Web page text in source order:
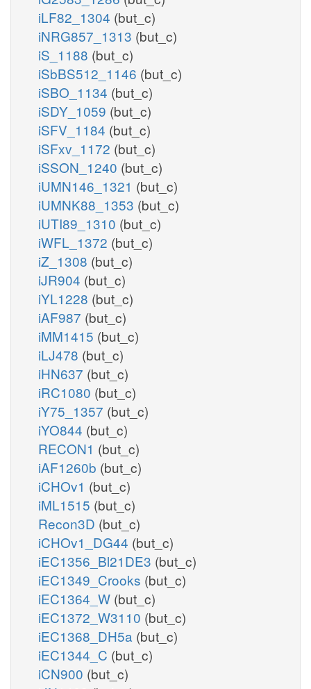
iLF82_1304 (but_c)
iNRG857_1313 (but_c)
iS_1188 (but_c)
iSbBS512_1146 (but_c)
iSBO_1134 (but_c)
iSDY_1059 (but_c)
iSFV_1184 (but_c)
iSFxv_1172 (but_c)
iSSON_1240 (but_c)
iUMN146_1321 (but_c)
iUMNK88_1353 (but_c)
iUTI89_1310 (but_c)
iWFL_1372 (but_c)
iZ_1308 (but_c)
iJR904 (but_c)
iYL1228 (but_c)
iAF987 (but_c)
iMM1415 (but_c)
iLJ478 (but_c)
iHN637 (but_c)
iRC1080 (but_c)
iY75_1357 (but_c)
iYO844 (but_c)
RECON1 (but_c)
iAF1260b (but_c)
iCHOv1 (but_c)
iML1515 (but_c)
Recon3D (but_c)
iCHOv1_DG44 (but_c)
iEC1356_Bl21DE3 (but_c)
iEC1349_Crooks (but_c)
iEC1364_W (but_c)
iEC1372_W3110 (but_c)
iEC1368_DH5a (but_c)
iEC1344_C (but_c)
iCN900 (but_c)